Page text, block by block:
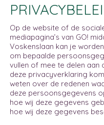
Op de website of de
mediapagina’s van GO!
Voskenslaan kan je
om bepaalde
vullen of mee te delen aan
deze privacyverklaring
weten over de redenen
deze persoonsgegevens
hoe wij deze gegevens
hoe wij deze gegevens